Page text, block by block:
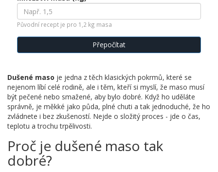
Původní recept je pro 1,2 kg masa
Přepočítat
Dušené maso je jedna z těch klasických pokrmů, které se
nejenom líbí celé rodině, ale i těm, kteří si myslí, že maso musí
být pečené nebo smažené, aby bylo dobré. Když ho uděláte
správně, je měkké jako půda, plné chuti a tak jednoduché, že ho
zvládnete i bez zkušeností. Nejde o složitý proces - jde o čas,
teplotu a trochu trpělivosti.
Proč je dušené maso tak
dobré?